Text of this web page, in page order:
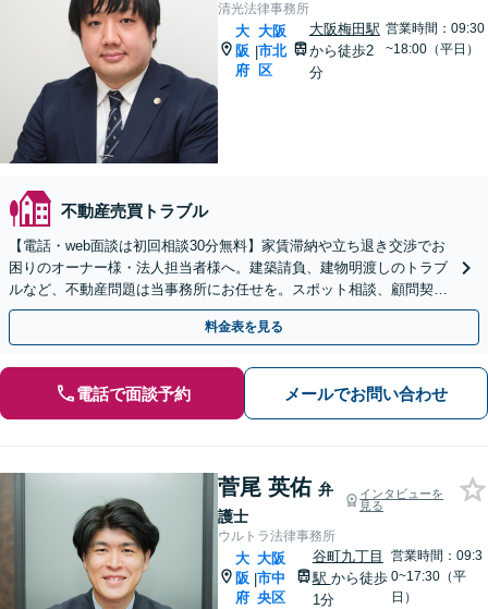
清光法律事務所
大
阪
府
|
大阪
市北
区
大阪梅田駅
から徒歩2
分
営業時間：09:30
~18:00（平日）
不動産売買トラブル
【電話・web面談は初回相談30分無料】家賃滞納や立ち退き交渉でお
困りのオーナー様・法人担当者様へ。建築請負、建物明渡しのトラブ
ルなど、不動産問題は当事務所にお任せを。スポット相談、顧問契約
の柔軟な対応が可能です。
料金表を見る
電話で面談予約 メールでお問い合わせ
菅尾 英佑 弁
護士
インタビューを
見る
ウルトラ法律事務所
大
阪
府
|
大阪
市中
央区
谷町九丁目
駅 から徒歩
1分
営業時間：09:3
0~17:30（平
日）